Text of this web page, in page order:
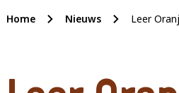
Home Nieuws Leer